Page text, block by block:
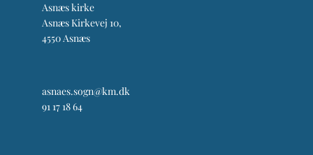
Asnæs kirke
Asnæs Kirkevej 10,
4550 Asnæs
asnaes.sogn@km.dk
91 17 18 64